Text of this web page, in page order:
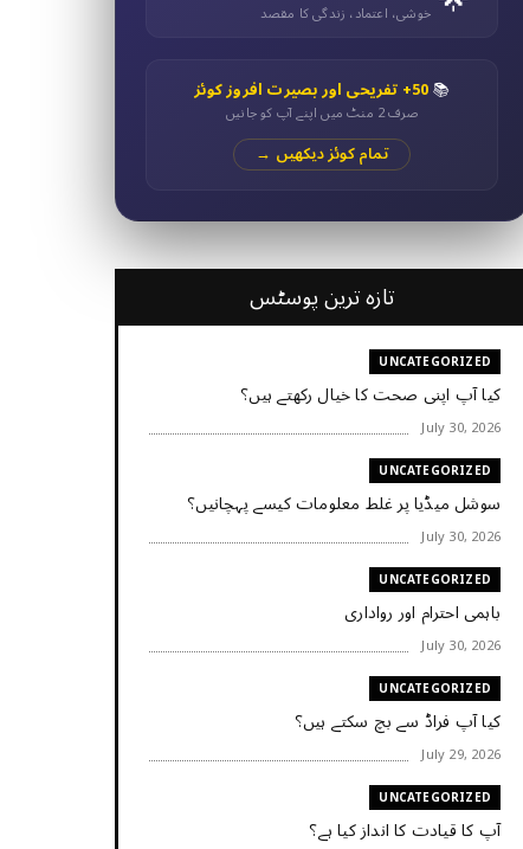
خوشی، اعتماد، زندگی کا مقصد
📚50+ تفریحی اور بصیرت افروز کوئز
صرف 2 منٹ میں اپنے آپ کو جانیں
تمام کوئز دیکھیں →
تازہ ترین پوسٹس
UNCATEGORIZED
کیا آپ اپنی صحت کا خیال رکھتے ہیں؟
July 30, 2026
UNCATEGORIZED
سوشل میڈیا پر غلط معلومات کیسے پہچانیں؟
July 30, 2026
UNCATEGORIZED
باہمی احترام اور رواداری
July 30, 2026
UNCATEGORIZED
کیا آپ فراڈ سے بچ سکتے ہیں؟
July 29, 2026
UNCATEGORIZED
آپ کا قیادت کا انداز کیا ہے؟